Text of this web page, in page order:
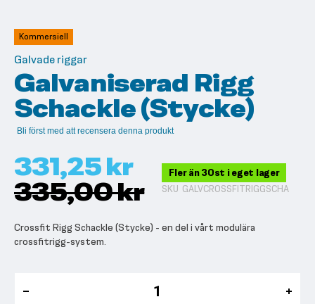
av
bildgalleriet
Kommersiell
Galvade riggar
Galvaniserad Rigg
Schackle (Stycke)
Bli först med att recensera denna produkt
331,25 kr
335,00 kr
Fler än 30st i eget lager
SKU GALVCROSSFITRIGGSCHA
Crossfit Rigg Schackle (Stycke) - en del i vårt modulära
crossfitrigg-system.